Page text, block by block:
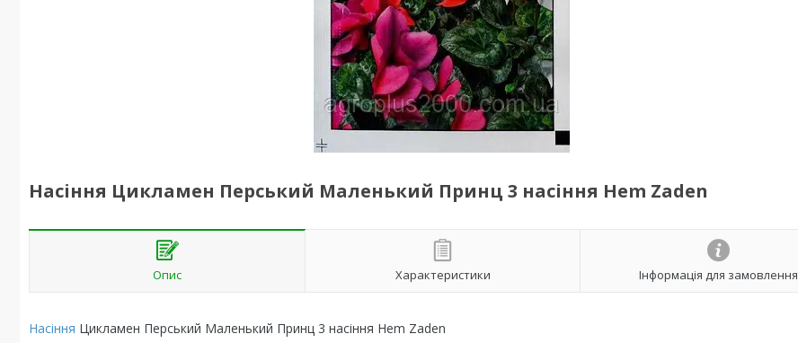
Насіння Цикламен Перський Маленький Принц 3 насіння Hem Zaden
Опис Характеристики Інформація для замовлення
Насіння Цикламен Перський Маленький Принц 3 насіння Hem Zaden